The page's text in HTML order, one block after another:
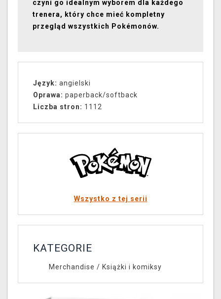
czyni go idealnym wyborem dla każdego
trenera, który chce mieć kompletny
przegląd wszystkich Pokémonów.
Język: angielski
Oprawa: paperback/softback
Liczba stron: 1112
Wszystko z tej serii
KATEGORIE
Merchandise / Książki i komiksy